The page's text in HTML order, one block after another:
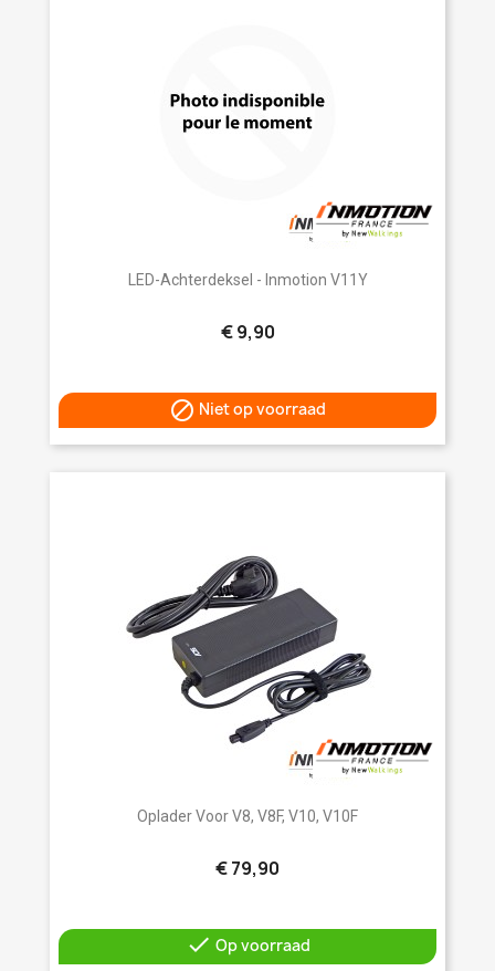
LED-Achterdeksel - Inmotion V11Y
€ 9,90
 Niet op voorraad
Oplader Voor V8, V8F, V10, V10F
€ 79,90
 Op voorraad